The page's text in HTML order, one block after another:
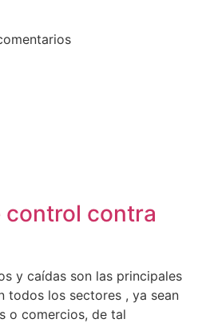
control contra
y caídas son las principales
todos los sectores , ya sean
o comercios, de tal